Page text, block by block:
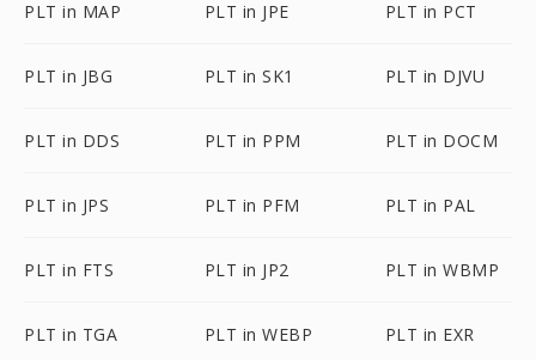
PLT in MAP PLT in JPE PLT in PCT
PLT in JBG PLT in SK1 PLT in DJVU
PLT in DDS PLT in PPM PLT in DOCM
PLT in JPS PLT in PFM PLT in PAL
PLT in FTS PLT in JP2 PLT in WBMP
PLT in TGA PLT in WEBP PLT in EXR